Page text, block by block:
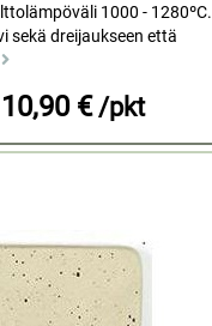
1000 - 1280ºC.
sekä dreijaukseen että
10,90 € /pkt